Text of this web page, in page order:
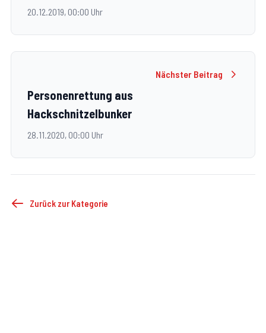
20.12.2019, 00:00 Uhr
Nächster Beitrag
Personenrettung aus
Hackschnitzelbunker
28.11.2020, 00:00 Uhr
Zurück zur Kategorie